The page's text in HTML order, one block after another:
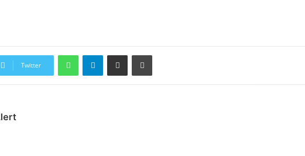
Twitter
WhatsAppTelegramShare via Email Print